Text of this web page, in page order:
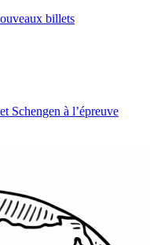
billets
Schengen à l’épreuve